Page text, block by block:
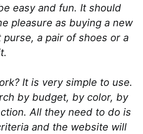
easy and fun. It should
pleasure as buying a new
purse, a pair of shoes or a
It is very simple to use.
by budget, by color, by
All they need to do is
and the website will